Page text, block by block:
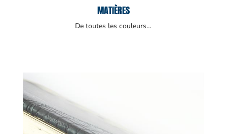
MATIÈRES
De toutes les couleurs…